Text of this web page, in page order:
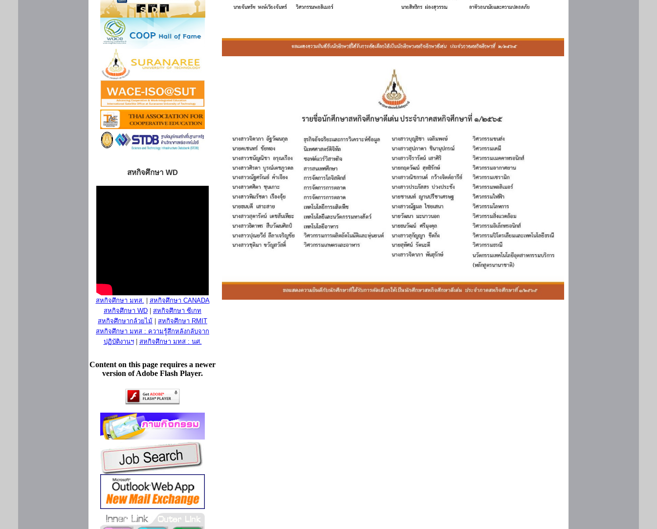
สหกิจศึกษา WD
สหกิจศึกษา มทส.
สหกิจศึกษา CANADA
สหกิจศึกษา WD
สหกิจศึกษา ซีเกท
สหกิจศึกษากล้วยไม้
สหกิจศึกษา RMIT
สหกิจศึกษา มทส : ความรู้สึกหลังกลับจาก
ปฏิบัติงานฯ| สหกิจศึกษา มทส : นศ.
Content on this page requires a newer
version of Adobe Flash Player.